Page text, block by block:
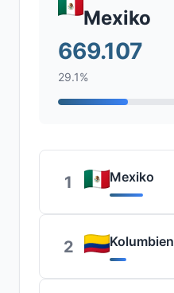
Mexiko
669.107
29.1%
1 Mexiko
2 Kolumbien